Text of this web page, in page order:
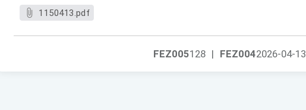
1150413.pdf
FEZ0042026-04-13
FEZ005128 |